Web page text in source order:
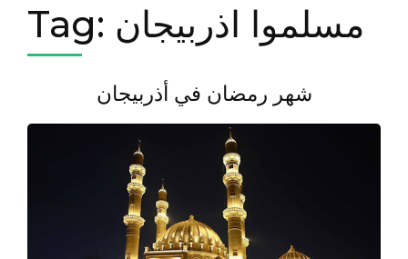
Tag: مسلموا اذربيجان
شهر رمضان في أذربيجان